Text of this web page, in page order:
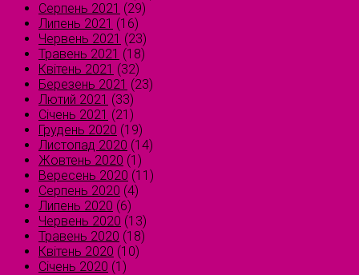
Серпень 2021 (29)
Липень 2021 (16)
Червень 2021 (23)
Травень 2021 (18)
Квітень 2021 (32)
Березень 2021 (23)
Лютий 2021 (33)
Січень 2021 (21)
Грудень 2020 (19)
Листопад 2020 (14)
Жовтень 2020 (1)
Вересень 2020 (11)
Серпень 2020 (4)
Липень 2020 (6)
Червень 2020 (13)
Травень 2020 (18)
Квітень 2020 (10)
Січень 2020 (1)